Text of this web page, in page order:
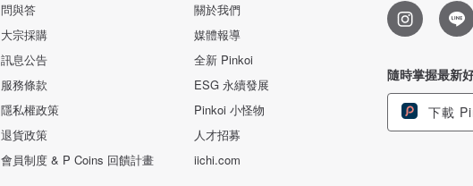
問與答
大宗採購
訊息公告
服務條款
隱私權政策
退貨政策
會員制度 & P Coins 回饋計畫
關於我們
媒體報導
全新 Pinkoi
ESG 永續發展
Pinkoi 小怪物
人才招募
iichi.com
隨時掌握最新
下載